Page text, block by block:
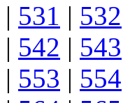
| 531 | 532
| 542 | 543
| 553 | 554